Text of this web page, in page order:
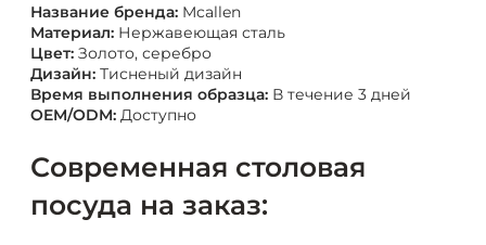
Название бренда: Mcallen
Материал: Нержавеющая сталь
Цвет: Золото, серебро
Дизайн: Тисненый дизайн
Время выполнения образца: В течение 3 дней
OEM/ODM: Доступно
Современная столовая
посуда на заказ: